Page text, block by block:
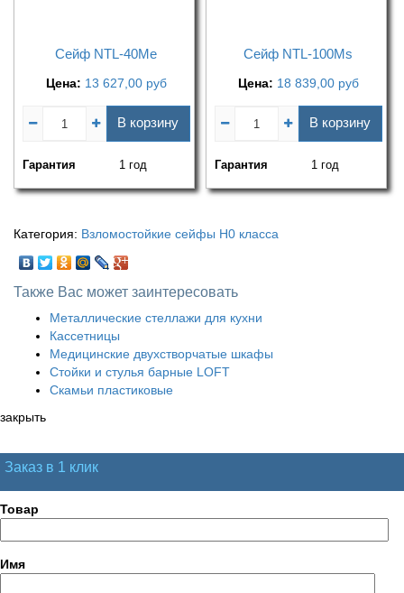
Сейф NTL-40Me
Цена: 13 627,00 руб
В корзину
Гарантия 1 год
Сейф NTL-100Ms
Цена: 18 839,00 руб
В корзину
Гарантия 1 год
Категория: Взломостойкие сейфы H0 класса
Также Вас может заинтересовать
Металлические стеллажи для кухни
Кассетницы
Медицинские двухстворчатые шкафы
Стойки и стулья барные LOFT
Скамьи пластиковые
закрыть
Заказ в 1 клик
Товар
Имя